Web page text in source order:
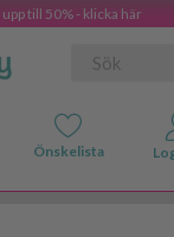
till 50% - klicka här